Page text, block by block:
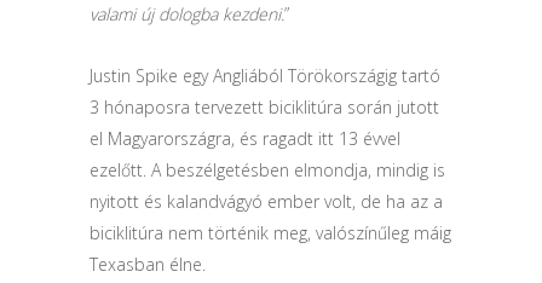
valami új dologba kezdeni.”
Justin Spike egy Angliából Törökországig tartó
3 hónaposra tervezett biciklitúra során jutott
el Magyarországra, és ragadt itt 13 évvel
ezelőtt. A beszélgetésben elmondja, mindig is
nyitott és kalandvágyó ember volt, de ha az a
biciklitúra nem történik meg, valószínűleg máig
Texasban élne.